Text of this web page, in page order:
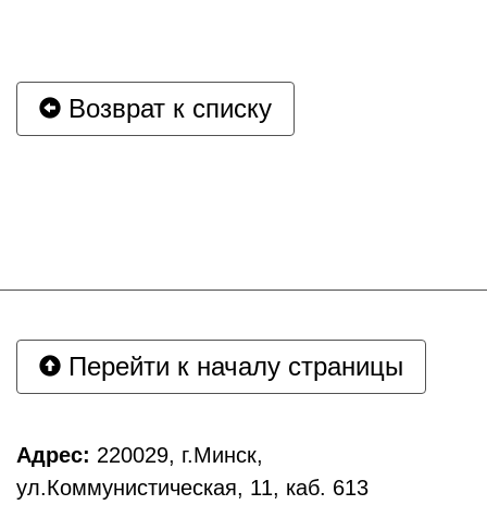
Возврат к списку
Перейти к началу страницы
Адрес: 220029, г.Минск,
ул.Коммунистическая, 11, каб. 613